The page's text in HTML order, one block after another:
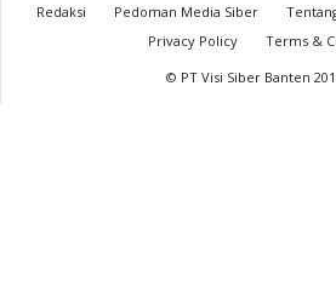
Redaksi Pedoman Media Siber
Privacy Policy
Terms &
© PT Visi Siber Banten